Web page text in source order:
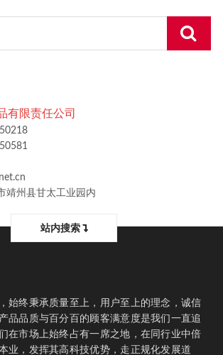
有限责任公司
靖州县甘太工业园内
站内搜索
始终秉承质量至上，用户至上的理念，诚信
品品质与百分百的顾客满意度是我们一直追
在市场上始终占有一席之地，在同行业中倍
业，发挥其高科技优势，走正规化发展道